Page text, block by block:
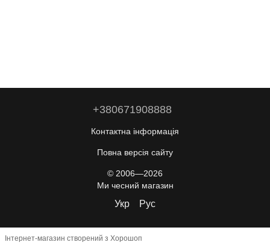
+380671908888
Контактна інформація
Повна версія сайту
© 2006—2026
Ми чесний магазин
Укр Рус
Інтернет-магазин створений з Хорошоп